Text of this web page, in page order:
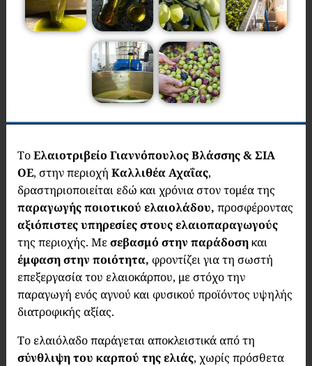
ΤοΕλαιοτριβείο Γιαννόπουλος Βλάσσης & ΣΙΑ
ΟΕ, στην περιοχή Καλλιθέα Αχαΐας,
δραστηριοποιείται εδώ και χρόνια στον τομέα της
παραγωγής ποιοτικού ελαιολάδου, προσφέροντας
αξιόπιστες υπηρεσίες στους ελαιοπαραγωγούς
της περιοχής. Μεσεβασμό στην παράδοσηκαι
έμφαση στην ποιότητα, φροντίζει για τη σωστή
επεξεργασία του ελαιοκάρπου, με στόχο την
παραγωγή ενός αγνού και φυσικού προϊόντος υψηλής
διατροφικής αξίας.
Το ελαιόλαδο παράγεται αποκλειστικά από τη
σύνθλιψη του καρπού της ελιάς, χωρίς πρόσθετα